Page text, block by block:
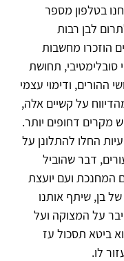
בטלפון מספר
לבן רבות
הוזכרו מחשבות
סובלימטיבי, תחושת
ההורים, ודימוי עצמי
על קשיים אלה,
דחופים יותר.
החלו להתלונן על
דבר שהוביל
המחנכת ועם יועצת
בן, שיתף אותנו
על המצוקה ועל
ביטא תסכול עז
לו.